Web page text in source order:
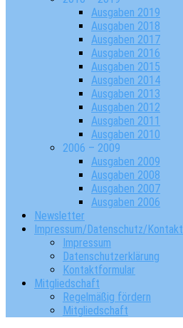
Ausgaben 2019
Ausgaben 2018
Ausgaben 2017
Ausgaben 2016
Ausgaben 2015
Ausgaben 2014
Ausgaben 2013
Ausgaben 2012
Ausgaben 2011
Ausgaben 2010
2006 – 2009
Ausgaben 2009
Ausgaben 2008
Ausgaben 2007
Ausgaben 2006
Newsletter
Impressum/Datenschutz/Kontakt
Impressum
Datenschutzerklärung
Kontaktformular
Mitgliedschaft
Regelmäßig fördern
Mitgliedschaft